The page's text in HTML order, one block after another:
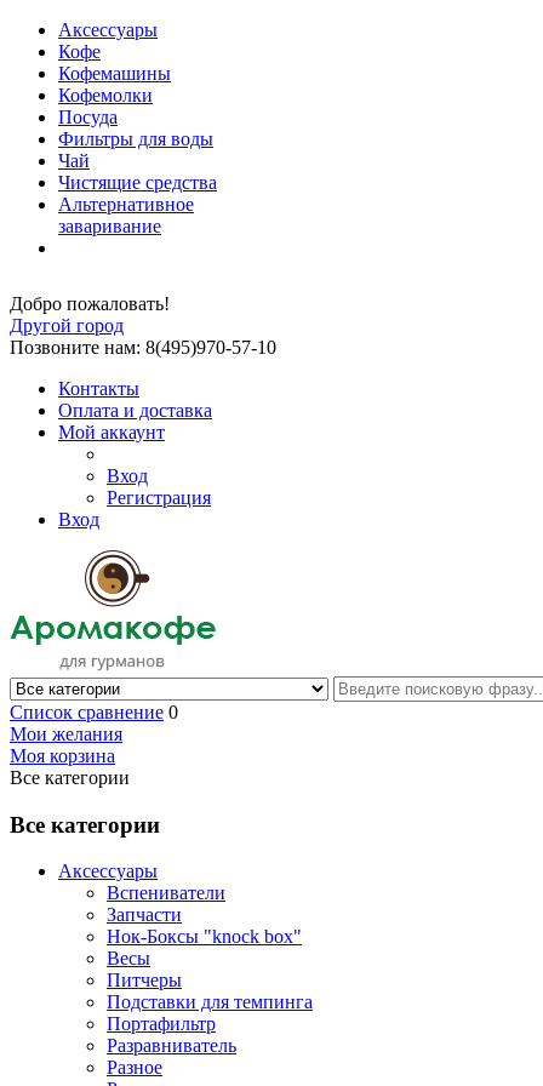
Аксессуары
Кофе
Кофемашины
Кофемолки
Посуда
Фильтры для воды
Чай
Чистящие средства
Альтернативное
заваривание
Добро пожаловать!
Другой город
Позвоните нам: 8(495)970-57-10
Контакты
Оплата и доставка
Мой аккаунт
Вход
Регистрация
Вход
Список сравнение 0
Мои желания
Моя корзина
Все категории
Все категории
Аксессуары
Вспениватели
Запчасти
Нок-Боксы "knock box"
Весы
Питчеры
Подставки для темпинга
Портафильтр
Разравниватель
Разное